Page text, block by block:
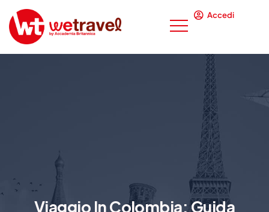
Accedi
Viaggio In Colombia: Guida